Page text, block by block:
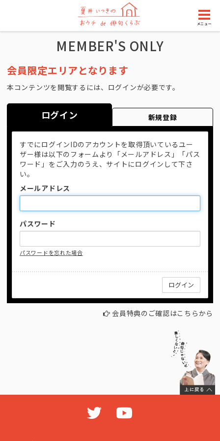
メニュー
MEMBER'S ONLY
会員限定エリアとなります
本コンテンツを閲覧するには、ログインが必要です。
ログイン 新規登録
すでにログインIDのアカウントを取得頂いているユー
ザー様は以下のフォームより「メールアドレス」「パス
ワード」をご入力のうえ、サイトにログインして下さ
い。
メールアドレス
パスワード
パスワードを忘れた場合
会員特典のご確認はこちらから